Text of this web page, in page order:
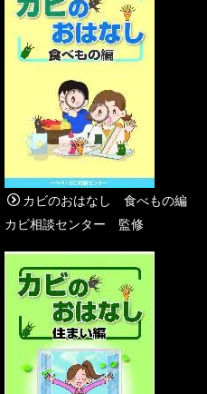
カビのおはなし 食べもの編
カビ相談センター 監修